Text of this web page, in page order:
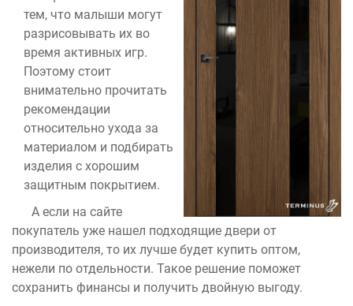
тем, что малыши могут
разрисовывать их во
время активных игр.
Поэтому стоит
внимательно прочитать
рекомендации
относительно ухода за
материалом и подбирать
изделия с хорошим
защитным покрытием.
А если на сайте
покупатель уже нашел подходящие двери от
производителя, то их лучше будет купить оптом,
нежели по отдельности. Такое решение поможет
сохранить финансы и получить двойную выгоду.